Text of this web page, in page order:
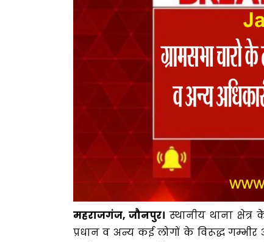
महराजगंज, जौनपुर। स्थानीय थाना क्षेत्र
प्रधान व अन्य कई लोगों के विरूद्ध